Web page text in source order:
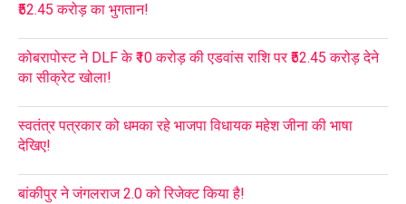
₹52.45 करोड़ का भुगतान!
कोबरापोस्ट ने DLF के ₹10 करोड़ की एडवांस राशि पर ₹52.45 करोड़ देने
का सीक्रेट खोला!
स्वतंत्र पत्रकार को धमका रहे भाजपा विधायक महेश जीना की भाषा
देखिए!
बांकीपुर ने जंगलराज 2.0 को रिजेक्ट किया है!